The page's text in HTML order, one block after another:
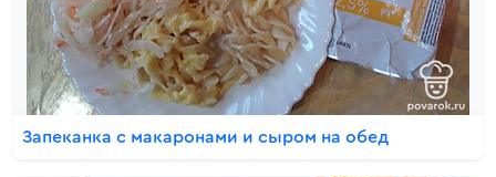
Запеканка с макаронами и сыром на обед